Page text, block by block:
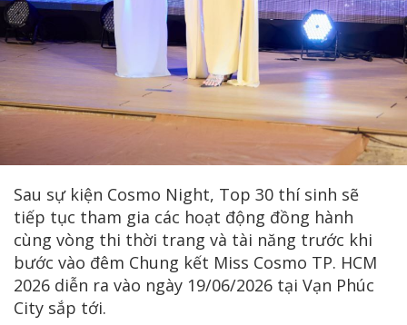
Sau sự kiện Cosmo Night, Top 30 thí sinh sẽ
tiếp tục tham gia các hoạt động đồng hành
cùng vòng thi thời trang và tài năng trước khi
bước vào đêm Chung kết Miss Cosmo TP. HCM
2026 diễn ra vào ngày 19/06/2026 tại Vạn Phúc
City sắp tới.